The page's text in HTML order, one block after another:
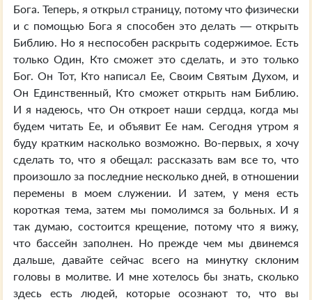
Бога. Теперь, я открыл страницу, потому что физически
и с помощью Бога я способен это делать — открыть
Библию. Но я неспособен раскрыть содержимое. Есть
только Один, Кто сможет это сделать, и это только
Бог. Он Тот, Кто написал Ее, Своим Святым Духом, и
Он Единственный, Кто сможет открыть нам Библию.
И я надеюсь, что Он откроет наши сердца, когда мы
будем читать Ее, и объявит Ее нам. Сегодня утром я
буду кратким насколько возможно. Во-первых, я хочу
сделать то, что я обещал: рассказать вам все то, что
произошло за последние несколько дней, в отношении
перемены в моем служении. И затем, у меня есть
короткая тема, затем мы помолимся за больных. И я
так думаю, состоится крещение, потому что я вижу,
что бассейн заполнен. Но прежде чем мы двинемся
дальше, давайте сейчас всего на минутку склоним
головы в молитве. И мне хотелось бы знать, сколько
здесь есть людей, которые осознают то, что вы